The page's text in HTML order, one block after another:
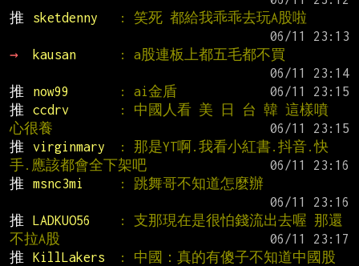
推
sketdenny
: 笑死 都給我乖乖去玩A股啦
→
kausan
: a股連板上都五毛都不買
推
now99 : ai金盾
推
ccdrv
: 中國人看 美 日 台 韓 這樣噴
心很養
推
virginmary
: 那是YT啊.我看小紅書.抖音.快
手.應該都會全下架吧
推
msnc3mi
: 跳舞哥不知道怎麼辦
推
LADKUO56
: 支那現在是很怕錢流出去喔 那還
不拉A股
推
KillLakers
: 中國：真的有傻子不知道中國股